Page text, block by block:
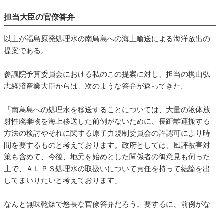
担当大臣の官僚答弁
以上が福島原発処理水の南鳥島への海上輸送による海洋放出の
提案である。
参議院予算委員会における私のこの提案に対し、担当の梶山弘
志経済産業大臣からは、次のような答弁が返ってきた。
「南鳥島への処理水を移送することについては、大量の液体放
射性廃棄物を海上移送した前例がないために、長距離運搬する
方法の検討やそれに関する原子力規制委員会の許認可により時
間を要するものと考えております。政府としては、風評被害対
策も含めて、今後、地元を始めとした関係者の御意見も伺った
上で、ＡＬＰＳ処理水の取扱いについて責任を持って結論を出
してまいりたいと考えております」
なんと無味乾燥で悠長な官僚答弁だろう。要するに、前例がな